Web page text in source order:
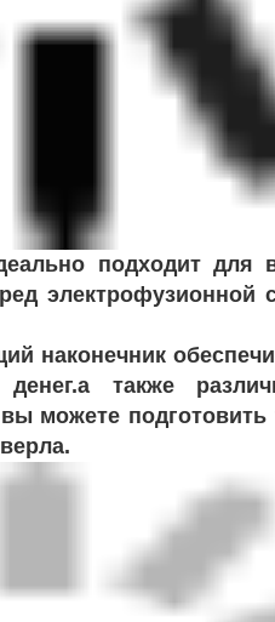
подходит для
электрофузионной
наконечник
также
можете подготовить